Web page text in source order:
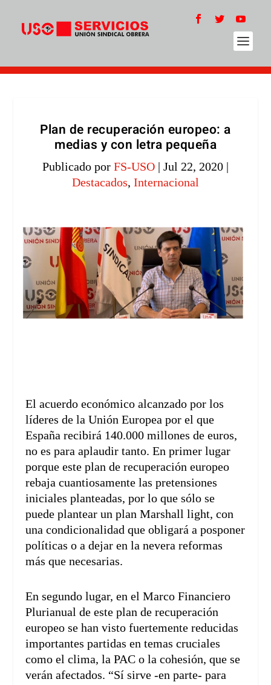
Plan de recuperación europeo: a
medias y con letra pequeña
Publicado por FS-USO | Jul 22, 2020 |
Destacados, Internacional
El acuerdo económico alcanzado por los
líderes de la Unión Europea por el que
España recibirá 140.000 millones de euros,
no es para aplaudir tanto. En primer lugar
porque este plan de recuperación europeo
rebaja cuantiosamente las pretensiones
iniciales planteadas, por lo que sólo se
puede plantear un plan Marshall light, con
una condicionalidad que obligará a posponer
políticas o a dejar en la nevera reformas
más que necesarias.
En segundo lugar, en el Marco Financiero
Plurianual de este plan de recuperación
europeo se han visto fuertemente reducidas
importantes partidas en temas cruciales
como el clima, la PAC o la cohesión, que se
verán afectados. “Sí sirve -en parte- para